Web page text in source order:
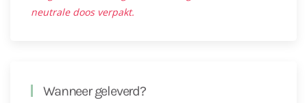
neutrale doos verpakt.
Wanneer geleverd?